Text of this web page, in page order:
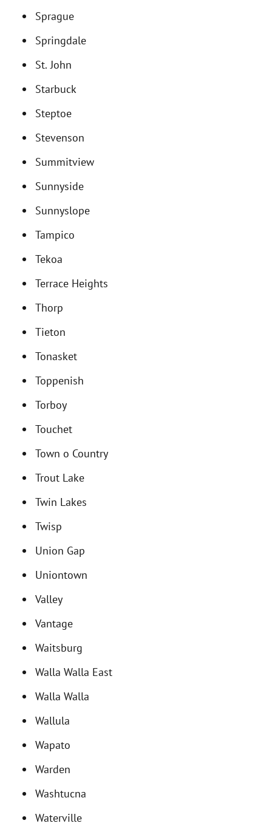
Sprague
Springdale
St. John
Starbuck
Steptoe
Stevenson
Summitview
Sunnyside
Sunnyslope
Tampico
Tekoa
Terrace Heights
Thorp
Tieton
Tonasket
Toppenish
Torboy
Touchet
Town o Country
Trout Lake
Twin Lakes
Twisp
Union Gap
Uniontown
Valley
Vantage
Waitsburg
Walla Walla East
Walla Walla
Wallula
Wapato
Warden
Washtucna
Waterville